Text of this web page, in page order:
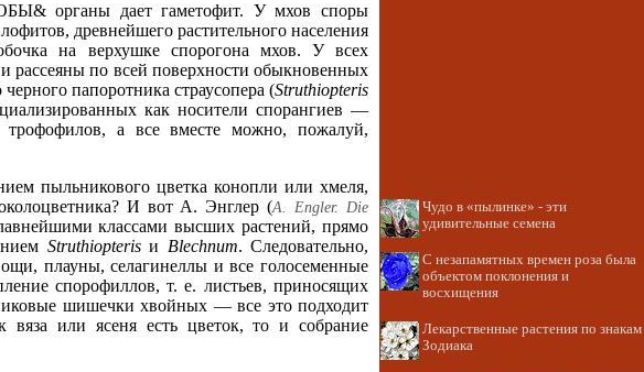
органы дает гаметофит. У мхов споры
древнейшего растительного населения
на верхушке спорогона мхов. У всех
рассеяны по всей поверхности обыкновенных
папоротника страусопера (Struthiopteris
как носители спорангиев —
а все вместе можно, пожалуй,
пыльникового цветка конопли или хмеля,
И вот А. Энглер (А. Еnglеr. Die
классами высших растений, прямо
Struthiopterisи Blechnum. Следовательно,
плауны, селагинеллы и все голосеменные
спорофиллов, т. е. листьев, приносящих
шишечки хвойных — все это подходит
или ясеня есть цветок, то и собрание
Чудо в «пылинке» - эти
удивительные семена
С незапамятных времен роза была
объектом поклонения и
восхищения
Лекарственные растения по знакам
Зодиака